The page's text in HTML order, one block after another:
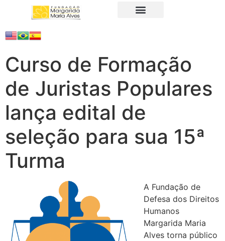
Curso de Formação
de Juristas Populares
lança edital de
seleção para sua 15ª
Turma
A Fundação de
Defesa dos Direitos
Humanos
Margarida Maria
Alves torna público